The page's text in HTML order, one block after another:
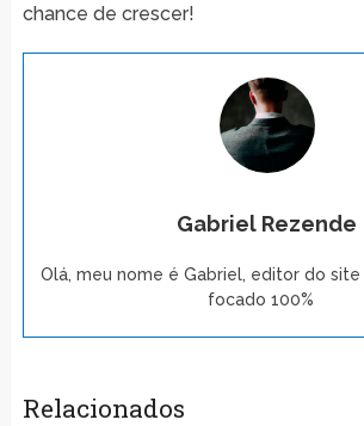
chance de crescer!
Gabriel Rezende
Olá, meu nome é Gabriel, editor do site
focado 100%
Relacionados